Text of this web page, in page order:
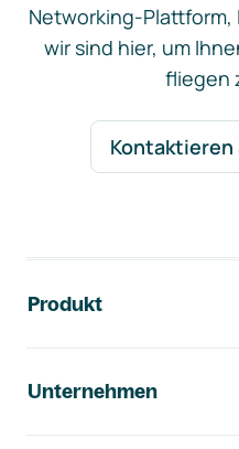
Networking-
wir sind hier, um
fliegen
Kontaktieren
Produkt
Unternehmen